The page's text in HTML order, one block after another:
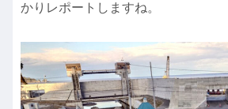
かりレポートしますね。